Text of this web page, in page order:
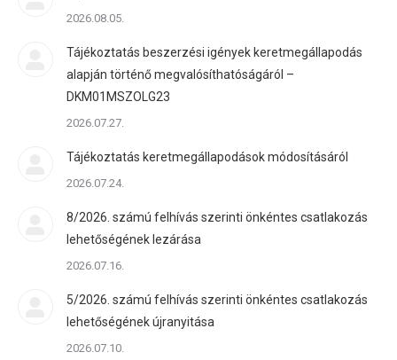
2026.08.05.
Tájékoztatás beszerzési igények keretmegállapodás
alapján történő megvalósíthatóságáról –
DKM01MSZOLG23
2026.07.27.
Tájékoztatás keretmegállapodások módosításáról
2026.07.24.
8/2026. számú felhívás szerinti önkéntes csatlakozás
lehetőségének lezárása
2026.07.16.
5/2026. számú felhívás szerinti önkéntes csatlakozás
lehetőségének újranyitása
2026.07.10.